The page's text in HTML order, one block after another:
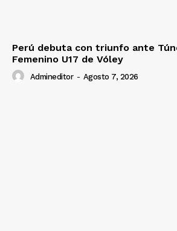
Perú debuta con triunfo ante
Femenino U17 de Vóley
Admineditor - Agosto 7, 2026